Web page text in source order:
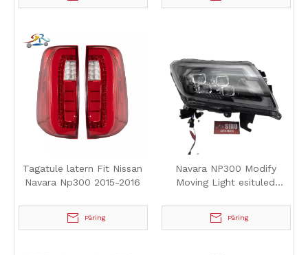
Tagatule latern Fit Nissan
Navara Np300 2015-2016
Päring
Navara NP300 Modify
Moving Light esituled
Päring